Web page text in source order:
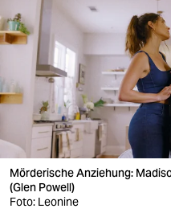
sport
berlin
nord
wahrheit
verlag
verlag
Mörderische Anziehung:
(Glen Powell)
Foto: Leonine